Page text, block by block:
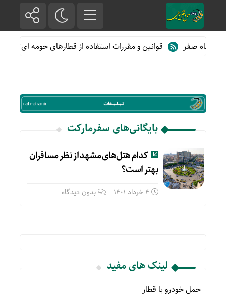
ماه صفر قوانین و مقررات استفاده از قطارهای حومه ای؛ هر
بایگانی‌های سفرمارکت
کدام هتل‌های مشهد از نظر مسافران
بهتر است؟
4 خرداد 1401 بدون دیدگاه
لینک های مفید
حمل خودرو با قطار